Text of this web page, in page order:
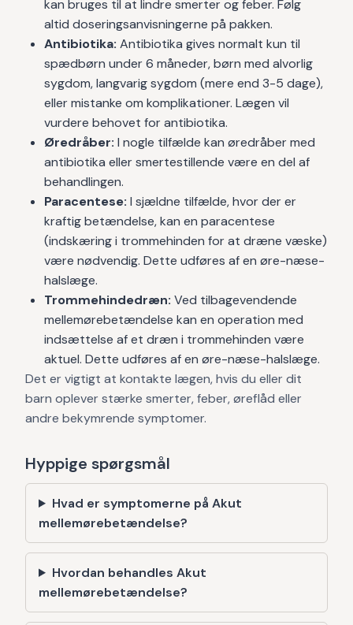
kan bruges til at lindre smerter og feber. Følg
altid doseringsanvisningerne på pakken.
Antibiotika: Antibiotika gives normalt kun til
spædbørn under 6 måneder, børn med alvorlig
sygdom, langvarig sygdom (mere end 3-5 dage),
eller mistanke om komplikationer. Lægen vil
vurdere behovet for antibiotika.
Øredråber: I nogle tilfælde kan øredråber med
antibiotika eller smertestillende være en del af
behandlingen.
Paracentese: I sjældne tilfælde, hvor der er
kraftig betændelse, kan en paracentese
(indskæring i trommehinden for at dræne væske)
være nødvendig. Dette udføres af en øre-næse-
halslæge.
Trommehindedræn: Ved tilbagevendende
mellemørebetændelse kan en operation med
indsættelse af et dræn i trommehinden være
aktuel. Dette udføres af en øre-næse-halslæge.
Det er vigtigt at kontakte lægen, hvis du eller dit
barn oplever stærke smerter, feber, øreflåd eller
andre bekymrende symptomer.
Hyppige spørgsmål
Hvad er symptomerne på Akut
mellemørebetændelse?
Hvordan behandles Akut
mellemørebetændelse?